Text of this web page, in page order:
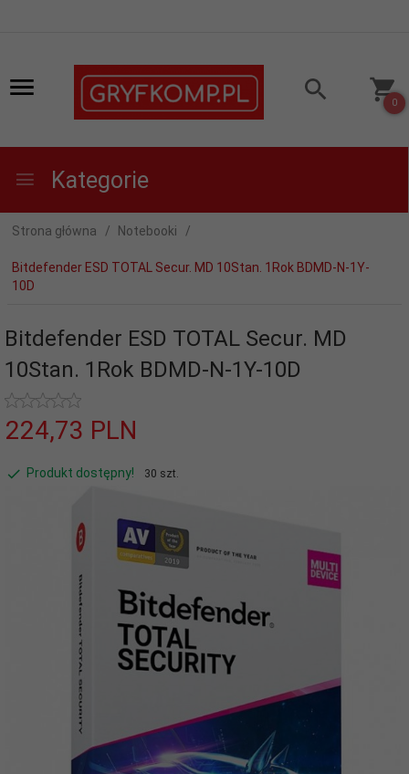
0
Kategorie
Strona główna Notebooki
Bitdefender ESD TOTAL Secur. MD 10Stan. 1Rok BDMD-N-1Y-
10D
Bitdefender ESD TOTAL Secur. MD
10Stan. 1Rok BDMD-N-1Y-10D
224,73 PLN
Produkt dostępny! 30 szt.